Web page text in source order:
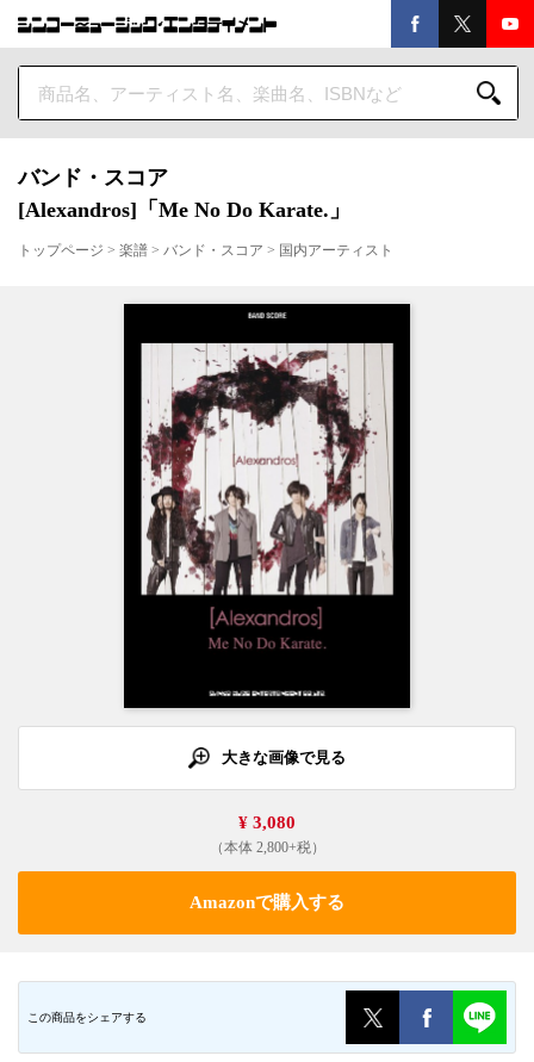
バンド・スコア
[Alexandros]「Me No Do Karate.」
トップページ > 楽譜 > バンド・スコア > 国内アーティスト
大きな画像で見る
¥ 3,080
（本体 2,800+税）
Amazonで購入する
この商品をシェアする